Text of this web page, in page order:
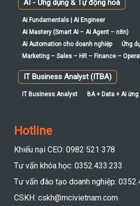
Marketing – Sales – HR – Finance –
IT Business Analyst (ITBA)
IT Business Analyst BA + Data + AI
Hotline
Tư vấn đào tạo doanh nghiệp:
CSKH: cskh@mcivietnam.com
Chính sách bảo mật
CÔNG TY CỔ PHẦN GIẢI PHÁP CÔNG